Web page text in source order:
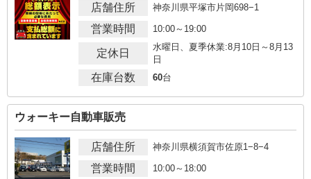
店舗住所 神奈川県平塚市片岡698−1
営業時間 10:00～19:00
定休日
水曜日、夏季休業:8月10日～8月13
日
在庫台数 60台
ウォーキー自動車販売
店舗住所 神奈川県横須賀市佐原1−8−4
営業時間 10:00～18:00